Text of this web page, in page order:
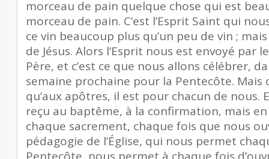
morceau de pain quelque chose qui est
morceau de pain. C’est l’Esprit Saint qui
ce vin beaucoup plus qu’un peu de vin ;
de Jésus. Alors l’Esprit nous est envoyé par
Père, et c’est ce que nous allons célébrer,
semaine prochaine pour la Pentecôte. Mais
qu’aux apôtres, il est pour chacun de nous.
reçu au baptême, à la confirmation, mais
chaque sacrement, chaque fois que nous
pédagogie de l’Église, qui nous permet
Pentecôte, nous permet à chaque fois